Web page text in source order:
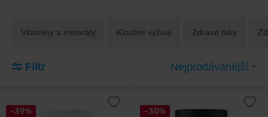
Vitamíny a minerály Kloubní výživa Zdravé tuky
Filtr Nejprodávanější
-39% -30%